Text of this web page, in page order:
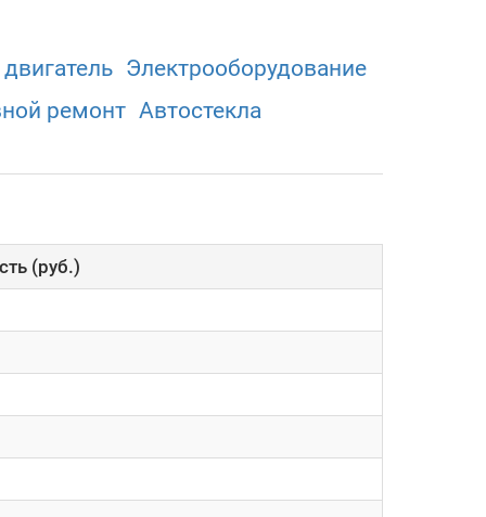
Электрооборудованиe
ремонт Автостекла
(руб.)